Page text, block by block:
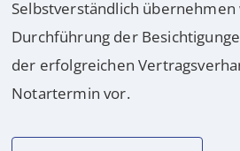
Selbstverständlich übernehmen
Durchführung der
der erfolgreichen
Notartermin vor.